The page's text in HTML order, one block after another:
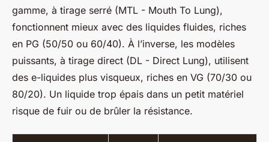
gamme, à tirage serré (MTL - Mouth To Lung),
fonctionnent mieux avec des liquides fluides, riches
en PG (50/50 ou 60/40). À l’inverse, les modèles
puissants, à tirage direct (DL - Direct Lung), utilisent
des e-liquides plus visqueux, riches en VG (70/30 ou
80/20). Un liquide trop épais dans un petit matériel
risque de fuir ou de brûler la résistance.